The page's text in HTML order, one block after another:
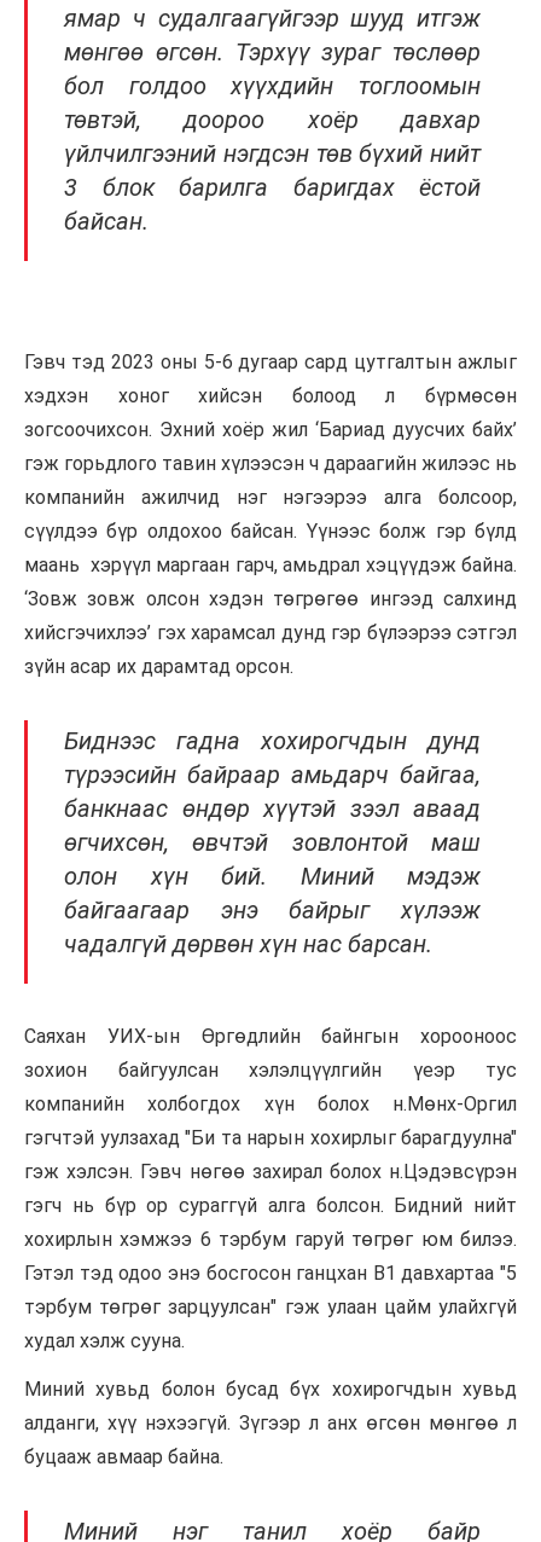
ямар ч судалгаагүйгээр шууд итгэж
мөнгөө өгсөн. Тэрхүү зураг төслөөр
бол голдоо хүүхдийн тоглоомын
төвтэй, доороо хоёр давхар
үйлчилгээний нэгдсэн төв бүхий нийт
3 блок барилга баригдах ёстой
байсан.
Гэвч тэд 2023 оны 5-6 дугаар сард цутгалтын ажлыг
хэдхэн хоног хийсэн болоод л бүрмөсөн
зогсоочихсон. Эхний хоёр жил ‘Бариад дуусчих байх’
гэж горьдлого тавин хүлээсэн ч дараагийн жилээс нь
компанийн ажилчид нэг нэгээрээ алга болсоор,
сүүлдээ бүр олдохоо байсан. Үүнээс болж гэр бүлд
маань хэрүүл маргаан гарч, амьдрал хэцүүдэж байна.
‘Зовж зовж олсон хэдэн төгрөгөө ингээд салхинд
хийсгэчихлээ’ гэх харамсал дунд гэр бүлээрээ сэтгэл
зүйн асар их дарамтад орсон.
Биднээс гадна хохирогчдын дунд
түрээсийн байраар амьдарч байгаа,
банкнаас өндөр хүүтэй зээл аваад
өгчихсөн, өвчтэй зовлонтой маш
олон хүн бий. Миний мэдэж
байгаагаар энэ байрыг хүлээж
чадалгүй дөрвөн хүн нас барсан.
Саяхан УИХ-ын Өргөдлийн байнгын хорооноос
зохион байгуулсан хэлэлцүүлгийн үеэр тус
компанийн холбогдох хүн болох н.Мөнх-Оргил
гэгчтэй уулзахад "Би та нарын хохирлыг барагдуулна"
гэж хэлсэн. Гэвч нөгөө захирал болох н.Цэдэвсүрэн
гэгч нь бүр ор сураггүй алга болсон. Бидний нийт
хохирлын хэмжээ 6 тэрбум гаруй төгрөг юм билээ.
Гэтэл тэд одоо энэ босгосон ганцхан B1 давхартаа "5
тэрбум төгрөг зарцуулсан" гэж улаан цайм улайхгүй
худал хэлж сууна.
Миний хувьд болон бусад бүх хохирогчдын хувьд
алданги, хүү нэхээгүй. Зүгээр л анх өгсөн мөнгөө л
буцааж авмаар байна.
Миний нэг танил хоёр байр